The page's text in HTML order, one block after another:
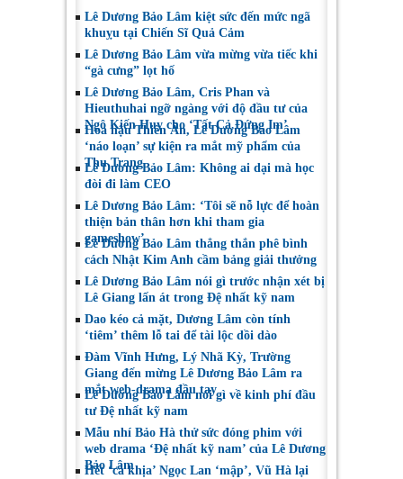
Lê Dương Bảo Lâm kiệt sức đến mức ngã
khuỵu tại Chiến Sĩ Quả Cảm
Lê Dương Bảo Lâm vừa mừng vừa tiếc khi
“gà cưng” lọt hố
Lê Dương Bảo Lâm, Cris Phan và
Hieuthuhai ngỡ ngàng với độ đầu tư của
Ngô Kiến Huy cho ‘Tất Cả Đứng Im’
Hoa hậu Thiên Ân, Lê Dương Bảo Lâm
‘náo loạn’ sự kiện ra mắt mỹ phẩm của
Thu Trang
Lê Dương Bảo Lâm: Không ai dại mà học
đòi đi làm CEO
Lê Dương Bảo Lâm: ‘Tôi sẽ nỗ lực để hoàn
thiện bản thân hơn khi tham gia
gameshow’
Lê Dương Bảo Lâm thẳng thắn phê bình
cách Nhật Kim Anh cầm bảng giải thưởng
Lê Dương Bảo Lâm nói gì trước nhận xét bị
Lê Giang lấn át trong Đệ nhất kỹ nam
Dao kéo cả mặt, Dương Lâm còn tính
‘tiêm’ thêm lỗ tai để tài lộc dồi dào
Đàm Vĩnh Hưng, Lý Nhã Kỳ, Trường
Giang đến mừng Lê Dương Bảo Lâm ra
mắt web-drama đầu tay
Lê Dương Bảo Lâm nói gì về kinh phí đầu
tư Đệ nhất kỹ nam
Mẫu nhí Bảo Hà thử sức đóng phim với
web drama ‘Đệ nhất kỹ nam’ của Lê Dương
Bảo Lâm
Hết ‘cà khịa’ Ngọc Lan ‘mập’, Vũ Hà lại